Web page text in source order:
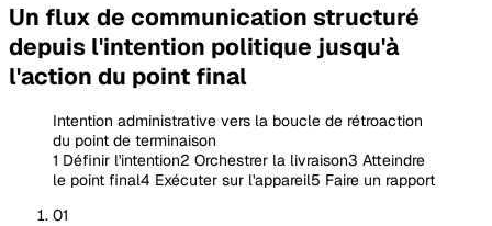
Un flux de communication structuré
depuis l'intention politique jusqu'à
l'action du point final
Intention administrative vers la boucle de rétroaction
du point de terminaison
1 Définir l'intention2 Orchestrer la livraison3 Atteindre
le point final4 Exécuter sur l'appareil5 Faire un rapport
01